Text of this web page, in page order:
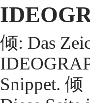
倾: Das
Snippet. 倾